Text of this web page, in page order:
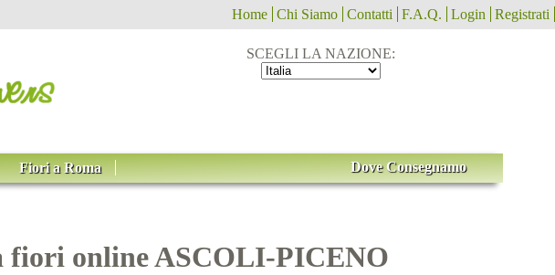
Home Chi Siamo Contatti F.A.Q. Login Registrati
SCEGLI LA NAZIONE:
Fiori a Roma Dove Consegnamo
fiori online ASCOLI-PICENO